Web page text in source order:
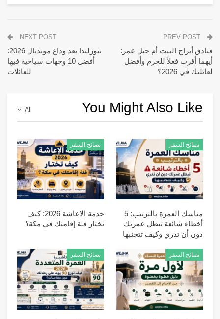
فنادق أبراج البيت أم جبل عمر:
أيهما أقرب فعلاً للحرم وأفضل
لعائلتك في 2026؟
NEXT POST
نيوزلندا بعد وداع مونديال 2026:
أفضل 10 وجهات سياحية فيها
للعائلات
All You Might Also Like
نصائح السفر
مناسك العمرة بالترتيب: 5
أخطاء شائعة تبطل عمرتك
دون أن تدري وكيف تتجنبها
نصائح السفر
خدمة الاعاشة 2026: كيف
تختار فئة إقامتك في مكة؟
نصائح السفر نصائح السفر